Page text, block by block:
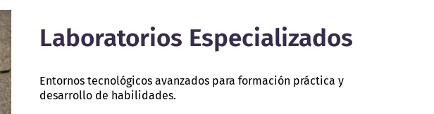
Laboratorios Especializados
Entornos tecnológicos avanzados para formación práctica y
desarrollo de habilidades.